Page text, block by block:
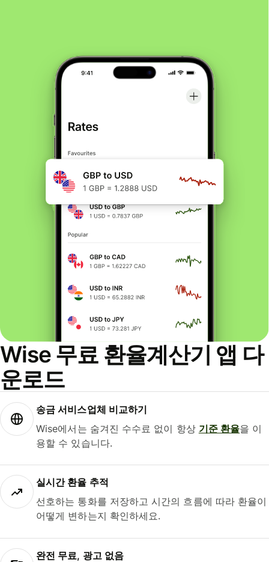
Wise 무료 환율계산기 앱 다
운로드
송금 서비스업체 비교하기
Wise에서는 숨겨진 수수료 없이 항상 기준 환율을 이
용할 수 있습니다.
실시간 환율 추적
선호하는 통화를 저장하고 시간의 흐름에 따라 환율이
어떻게 변하는지 확인하세요.
완전 무료, 광고 없음